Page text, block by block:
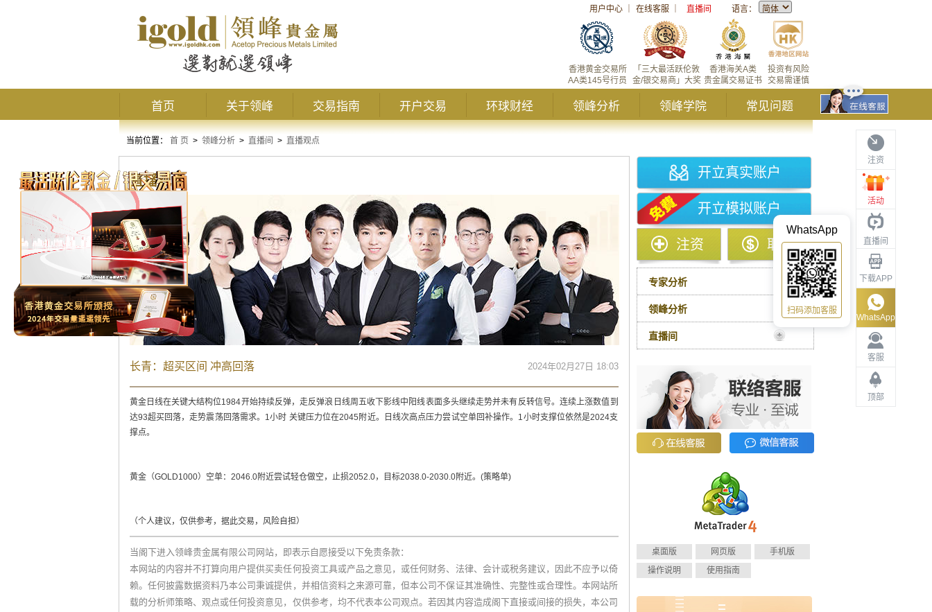
用户中心 在线客服 直播间 语言：
投资有风险
交易需谨慎
香港海关A类
贵金属交易证书
「三大最活跃伦敦
金/银交易商」大奖
香港黄金交易所
AA类145号行员
首页 关于领峰 交易指南 开户交易 环球财经 领峰分析 领峰学院 常见问题
注资
活动
直播间
下载APP
客服
顶部
WhatsApp
WhatsApp
扫码添加客服
当前位置： 首 页 > 领峰分析 > 直播间 > 直播观点
直播观点
长青：超买区间 冲高回落 2024年02月27日 18:03
黄金日线在关键大结构位1984开始持续反弹，走反弹浪日线周五收下影线中阳线表面多头继续走势并未有反转信号。连续上涨数值到
达93超买回落，走势震荡回落需求。1小时 关键压力位在2045附近。日线次高点压力尝试空单回补操作。1小时支撑位依然是2024支
撑点。
黄金（GOLD1000）空单：2046.0附近尝试轻仓做空，止损2052.0，目标2038.0-2030.0附近。(策略单)
（个人建议，仅供参考，据此交易，风险自担）
当阁下进入领峰贵金属有限公司网站，即表示自愿接受以下免责条款：
本网站的内容并不打算向用户提供买卖任何投资工具或产品之意见，或任何财务、法律、会计或税务建议，因此不应予以倚
赖。任何披露数据资料乃本公司秉诚提供，并相信资料之来源可靠，但本公司不保证其准确性、完整性或合理性。本网站所
载的分析师策略、观点或任何投资意见，仅供参考，均不代表本公司观点。若因其内容造成阁下直接或间接的损失，本公司
开立真实账户
开立模拟账户
注资 取款
专家分析
领峰分析
直播间
桌面版 网页版
手机版
操作说明
使用指南